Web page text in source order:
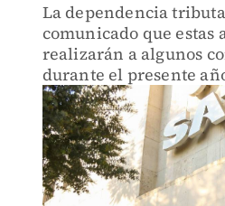
La dependencia
comunicado que estas
realizarán a algunos
durante el presente